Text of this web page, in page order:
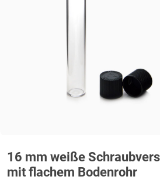
16 mm weiße
mit flachem Bodenrohr